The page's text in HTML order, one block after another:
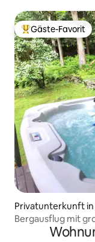
Beliebter Gäste-
Gäste-Favorit
Privatunterkunft in
Bergausflug mit